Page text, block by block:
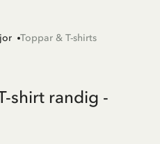
Toppar & T-shirts
shirt randig -